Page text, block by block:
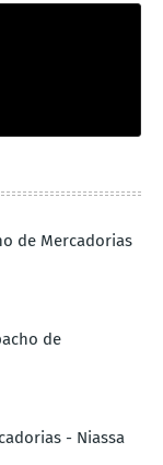
de Mercadorias
de
- Niassa